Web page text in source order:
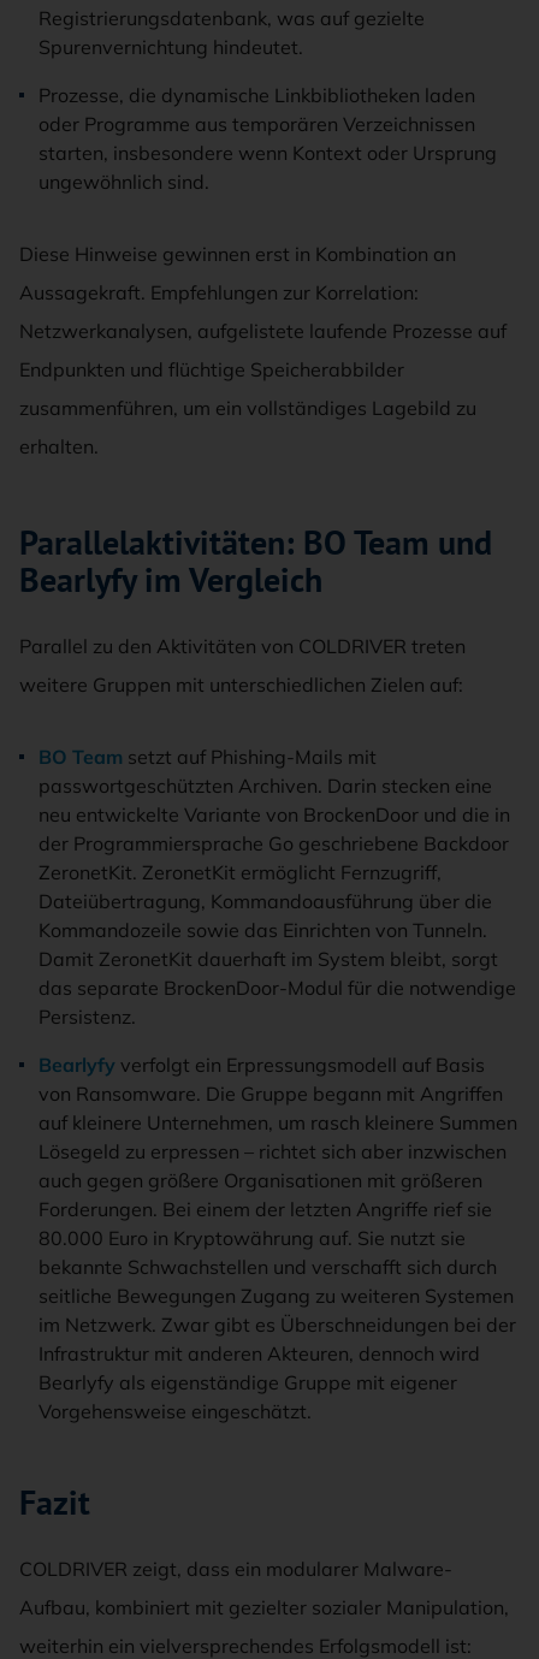
Registrierungsdatenbank, was auf gezielte
Spurenvernichtung hindeutet.
Prozesse, die dynamische Linkbibliotheken laden
oder Programme aus temporären Verzeichnissen
starten, insbesondere wenn Kontext oder Ursprung
ungewöhnlich sind.
Diese Hinweise gewinnen erst in Kombination an
Aussagekraft. Empfehlungen zur Korrelation:
Netzwerkanalysen, aufgelistete laufende Prozesse auf
Endpunkten und flüchtige Speicherabbilder
zusammenführen, um ein vollständiges Lagebild zu
erhalten.
Parallelaktivitäten: BO Team und
Bearlyfy im Vergleich
Parallel zu den Aktivitäten von COLDRIVER treten
weitere Gruppen mit unterschiedlichen Zielen auf:
BO Team setzt auf Phishing-Mails mit
passwortgeschützten Archiven. Darin stecken eine
neu entwickelte Variante von BrockenDoor und die in
der Programmiersprache Go geschriebene Backdoor
ZeronetKit. ZeronetKit ermöglicht Fernzugriff,
Dateiübertragung, Kommandoausführung über die
Kommandozeile sowie das Einrichten von Tunneln.
Damit ZeronetKit dauerhaft im System bleibt, sorgt
das separate BrockenDoor-Modul für die notwendige
Persistenz.
Bearlyfy verfolgt ein Erpressungsmodell auf Basis
von Ransomware. Die Gruppe begann mit Angriffen
auf kleinere Unternehmen, um rasch kleinere Summen
Lösegeld zu erpressen – richtet sich aber inzwischen
auch gegen größere Organisationen mit größeren
Forderungen. Bei einem der letzten Angriffe rief sie
80.000 Euro in Kryptowährung auf. Sie nutzt sie
bekannte Schwachstellen und verschafft sich durch
seitliche Bewegungen Zugang zu weiteren Systemen
im Netzwerk. Zwar gibt es Überschneidungen bei der
Infrastruktur mit anderen Akteuren, dennoch wird
Bearlyfy als eigenständige Gruppe mit eigener
Vorgehensweise eingeschätzt.
Fazit
COLDRIVER zeigt, dass ein modularer Malware-
Aufbau, kombiniert mit gezielter sozialer Manipulation,
weiterhin ein vielversprechendes Erfolgsmodell ist: